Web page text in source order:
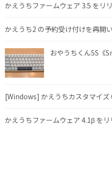
かえうちファームウェア 3.5 をリ
かえうち2 の予約受け付けを再開
おやうちくんSS《
[Windows] かえうちカスタマイズ
かえうちファームウェア 4.1β を